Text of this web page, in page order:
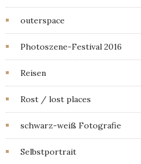
outerspace
Photoszene-Festival 2016
Reisen
Rost / lost places
schwarz-weiß Fotografie
Selbstportrait